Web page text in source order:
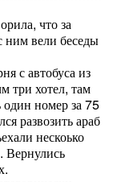
что за
ним вели беседы
с автобуса из
три хотел, там
один номер за 75
развозить араб
нескоько
Вернулись